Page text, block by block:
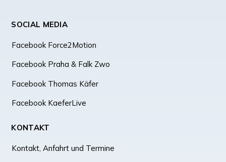
SOCIAL MEDIA
Facebook Force2Motion
Facebook Praha & Falk Zwo
Facebook Thomas Käfer
Facebook KaeferLive
KONTAKT
Kontakt, Anfahrt und Termine